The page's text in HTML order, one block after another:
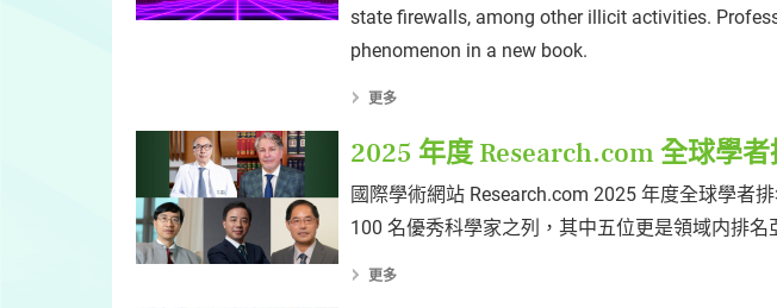
state firewalls, among other illicit activities.
phenomenon in a new book.
更多
2025 年度 Research.com 全球學
國際學術網站 Research.com 2025 年度全球學者
100 名優秀科學家之列，其中五位更是領域内排名
更多